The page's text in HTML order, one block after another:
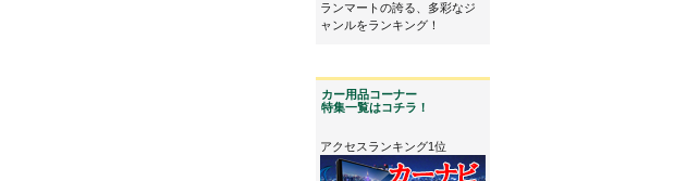
ランマートの誇る、多彩なジ
ャンルをランキング！
カー用品コーナー
特集一覧はコチラ！
アクセスランキング1位